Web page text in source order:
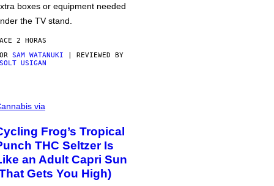
boxes or equipment needed
the TV stand.
2 HORAS
SAM WATANUKI | REVIEWED BY
USIGAN
via
Frog’s Tropical
THC Seltzer Is
an Adult Capri Sun
Gets You High)